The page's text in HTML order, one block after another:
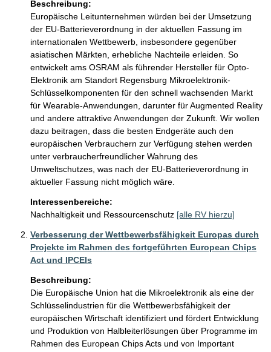
Beschreibung:
Europäische Leitunternehmen würden bei der Umsetzung
der EU-Batterieverordnung in der aktuellen Fassung im
internationalen Wettbewerb, insbesondere gegenüber
asiatischen Märkten, erhebliche Nachteile erleiden. So
entwickelt ams OSRAM als führender Hersteller für Opto-
Elektronik am Standort Regensburg Mikroelektronik-
Schlüsselkomponenten für den schnell wachsenden Markt
für Wearable-Anwendungen, darunter für Augmented Reality
und andere attraktive Anwendungen der Zukunft. Wir wollen
dazu beitragen, dass die besten Endgeräte auch den
europäischen Verbrauchern zur Verfügung stehen werden
unter verbraucherfreundlicher Wahrung des
Umweltschutzes, was nach der EU-Batterieverordnung in
aktueller Fassung nicht möglich wäre.
Interessenbereiche:
Nachhaltigkeit und Ressourcenschutz [alle RV hierzu]
Verbesserung der Wettbewerbsfähigkeit Europas durch
Projekte im Rahmen des fortgeführten European Chips
Act und IPCEIs
Beschreibung:
Die Europäische Union hat die Mikroelektronik als eine der
Schlüsselindustrien für die Wettbewerbsfähigkeit der
europäischen Wirtschaft identifiziert und fördert Entwicklung
und Produktion von Halbleiterlösungen über Programme im
Rahmen des European Chips Acts und von Important